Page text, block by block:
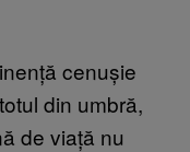
cenușie
din umbră,
de viață nu